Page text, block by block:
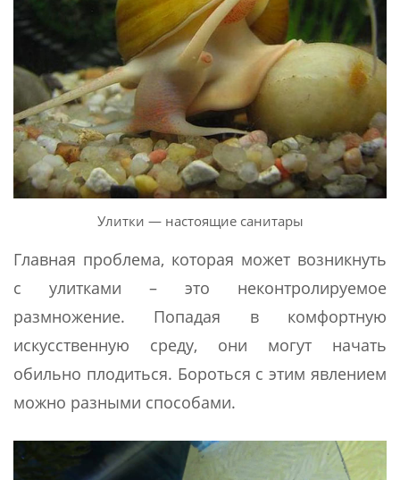
Улитки — настоящие санитары
Главная проблема, которая может возникнуть
с улитками – это неконтролируемое
размножение. Попадая в комфортную
искусственную среду, они могут начать
обильно плодиться. Бороться с этим явлением
можно разными способами.